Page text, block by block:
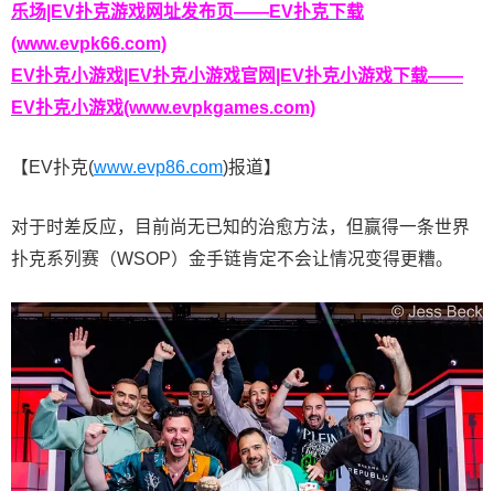
乐场|EV扑克游戏网址发布页——EV扑克下载
(www.evpk66.com)
EV扑克小游戏|EV扑克小游戏官网|EV扑克小游戏下载——
EV扑克小游戏(www.evpkgames.com)
【EV扑克(www.evp86.com)报道】
对于时差反应，目前尚无已知的治愈方法，但赢得一条世界
扑克系列赛（WSOP）金手链肯定不会让情况变得更糟。